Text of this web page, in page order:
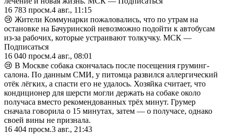
16 783 просм.4 авг., 11:15
😢 Жители Коммунарки пожаловались, что по утрам на
остановке на Бачуринской невозможно подойти к автобусам
из-за рабочих, которые устраивают толкучку. МСК —
Подписаться
16 040 просм.4 авг., 08:01
😢 В Москве собака скончалась после посещения груминг-
салона. По данным СМИ, у питомца развился аллергический
отёк лёгких, а спасти его не удалось. Хозяйка считает, что
кондиционер для шерсти могли держать на собаке около
получаса вместо рекомендованных трёх минут. Грумер
сначала говорила о 15 минутах, затем — о получасе, однако
своей вины не признала.
16 404 просм.3 авг., 21:43